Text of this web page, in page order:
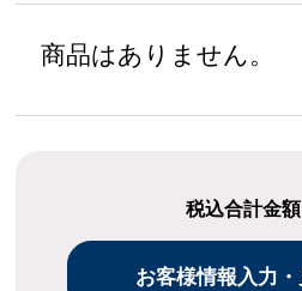
商品はありません。
税込合計金額